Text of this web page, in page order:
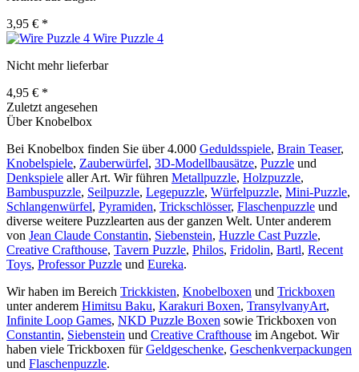
3,95 € *
Wire Puzzle 4
Nicht mehr lieferbar
4,95 € *
Zuletzt angesehen
Über Knobelbox
Bei Knobelbox finden Sie über 4.000 Geduldsspiele, Brain Teaser,
Knobelspiele, Zauberwürfel, 3D-Modellbausätze, Puzzle und
Denkspiele aller Art. Wir führen Metallpuzzle, Holzpuzzle,
Bambuspuzzle, Seilpuzzle, Legepuzzle, Würfelpuzzle, Mini-Puzzle,
Schlangenwürfel, Pyramiden, Trickschlösser, Flaschenpuzzle und
diverse weitere Puzzlearten aus der ganzen Welt. Unter anderem
von Jean Claude Constantin, Siebenstein, Huzzle Cast Puzzle,
Creative Crafthouse, Tavern Puzzle, Philos, Fridolin, Bartl, Recent
Toys, Professor Puzzle und Eureka.
Wir haben im Bereich Trickkisten, Knobelboxen und Trickboxen
unter anderem Himitsu Baku, Karakuri Boxen, TransylvanyArt,
Infinite Loop Games, NKD Puzzle Boxen sowie Trickboxen von
Constantin, Siebenstein und Creative Crafthouse im Angebot. Wir
haben viele Trickboxen fürGeldgeschenke, Geschenkverpackungen
und Flaschenpuzzle.